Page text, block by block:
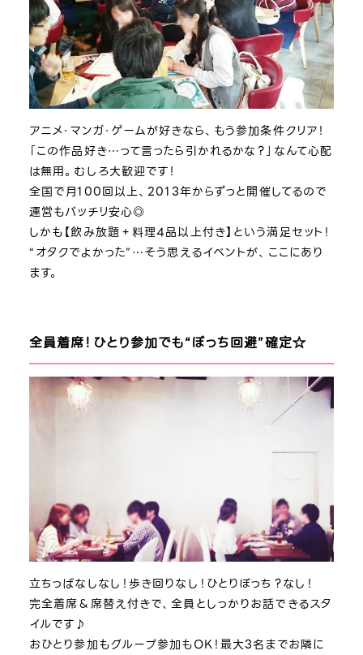
アニメ・マンガ・ゲームが好きなら、もう参加条件クリア！
「この作品好き…って言ったら引かれるかな？」なんて心配
は無用。むしろ大歓迎です！
全国で月100回以上、2013年からずっと開催してるので
運営もバッチリ安心◎
しかも【飲み放題＋料理4品以上付き】という満足セット！
“オタクでよかった”…そう思えるイベントが、ここにあり
ます。
全員着席！ひとり参加でも“ぼっち回避”確定☆
立ちっぱなしなし！歩き回りなし！ひとりぼっち？なし！
完全着席＆席替え付きで、全員としっかりお話できるスタ
イルです♪
おひとり参加もグループ参加もOK！最大3名までお隣に